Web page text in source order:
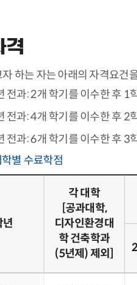
격
하는 자는 아래의 자격요건
전과: 2개 학기를 이수한 후 1
전과: 4개 학기를 이수한 후 2
전과: 6개 학기를 이수한 후 3
별 수료학점
년
각 대학
[공과대학,
디자인환경대
학 건축학과
(5년제) 제외]